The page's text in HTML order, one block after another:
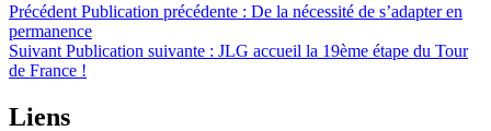
Précédent Publication précédente : De la nécessité de s’adapter en
permanence
Suivant Publication suivante : JLG accueil la 19ème étape du Tour
de France !
Liens